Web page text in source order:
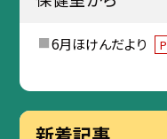
6月ほけんだより